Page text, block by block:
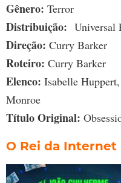
Gênero: Terror
Distribuição: Universal
Direção: Curry Barker
Roteiro: Curry Barker
Elenco: Isabelle
Monroe
Título Original:
O Rei da Internet